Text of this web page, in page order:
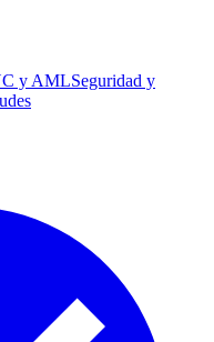
y AMLSeguridad y